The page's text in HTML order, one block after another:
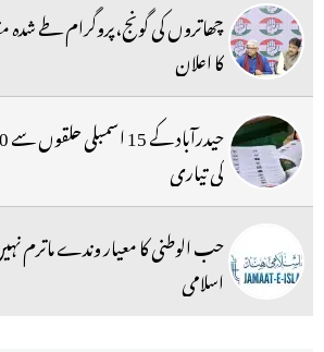
چھاتروں کی گونج،پروگرام طے شدہ
کا اعلان
کی تیاری
حب الوطنی کا معیار وندے ماترم
اسلامی